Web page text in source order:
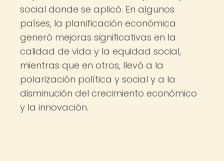
social donde se aplicó. En algunos
países, la planificación económica
generó mejoras significativas en la
calidad de vida y la equidad social,
mientras que en otros, llevó a la
polarización política y social y a la
disminución del crecimiento económico
y la innovación.